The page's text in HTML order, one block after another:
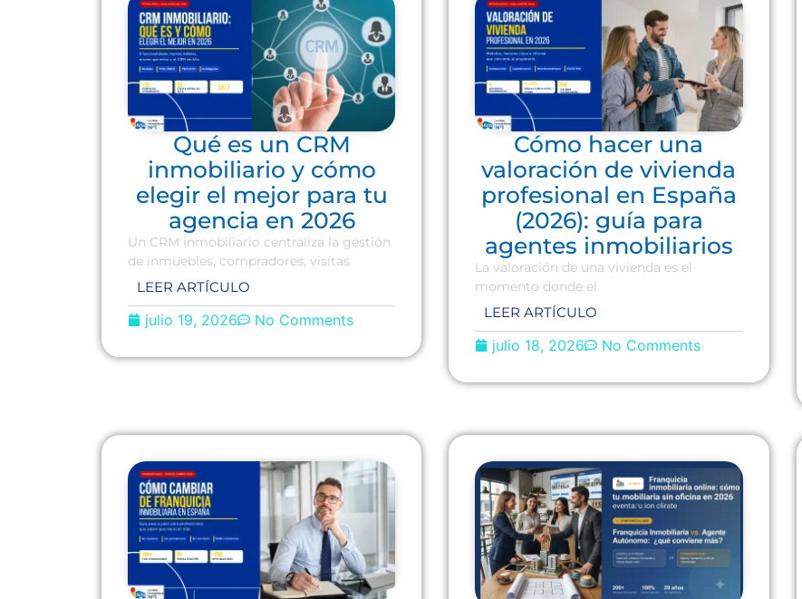
Qué es un CRM
inmobiliario y cómo
elegir el mejor para tu
agencia en 2026
Un CRM inmobiliario centraliza la gestión
de inmuebles, compradores, visitas
LEER ARTÍCULO
julio 19, 2026 No Comments
Cómo hacer una
valoración de vivienda
profesional en España
(2026): guía para
agentes inmobiliarios
La valoración de una vivienda es el
momento donde el
LEER ARTÍCULO
julio 18, 2026 No Comments